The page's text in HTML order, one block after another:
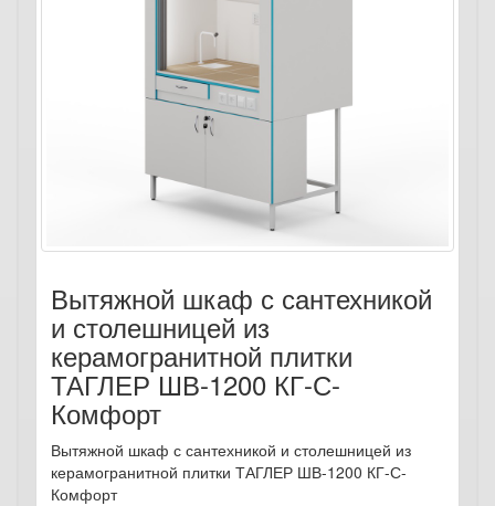
Вытяжной шкаф с сантехникой
и столешницей из
керамогранитной плитки
ТАГЛЕР ШВ-1200 КГ-С-
Комфорт
Вытяжной шкаф с сантехникой и столешницей из
керамогранитной плитки ТАГЛЕР ШВ-1200 КГ-С-
Комфорт